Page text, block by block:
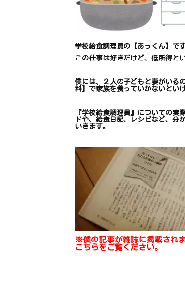
学校給食調理員の【あっくん】です
この仕事は好きだけど、 低所得と
僕には、２人の子どもと妻がいるの
料】で家族を養っていかないとい
『学校給食調理員』についての実
ドや、 給食日記、レシピなど、 分
いきます。
※僕の記事が雑誌に掲載され
こちらをご覧ください。